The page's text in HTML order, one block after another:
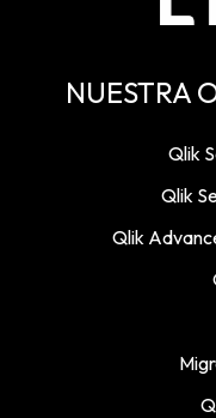
NUESTRA
Qlik
Qlik
Qlik